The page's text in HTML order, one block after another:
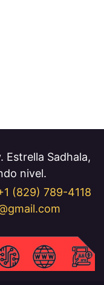
Estrella Sadhala,
nivel.
(829) 789-4118